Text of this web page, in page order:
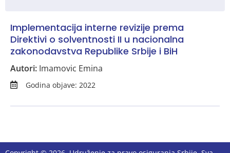
Implementacija interne revizije prema
Direktivi o solventnosti II u nacionalna
zakonodavstva Republike Srbije i BiH
Autori: Imamovic Emina
Godina objave: 2022